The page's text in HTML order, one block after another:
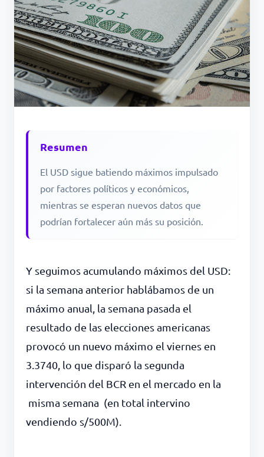
Resumen
El USD sigue batiendo máximos impulsado
por factores políticos y económicos,
mientras se esperan nuevos datos que
podrían fortalecer aún más su posición.
Y seguimos acumulando máximos del USD:
si la semana anterior hablábamos de un
máximo anual, la semana pasada el
resultado de las elecciones americanas
provocó un nuevo máximo el viernes en
3.3740, lo que disparó la segunda
intervención del BCR en el mercado en la
misma semana (en total intervino
vendiendo s/500M).